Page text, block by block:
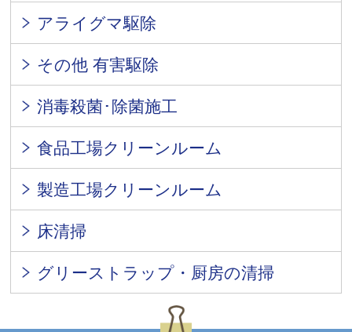
アライグマ駆除
その他 有害駆除
消毒殺菌･除菌施工
食品工場クリーンルーム
製造工場クリーンルーム
床清掃
グリーストラップ・厨房の清掃